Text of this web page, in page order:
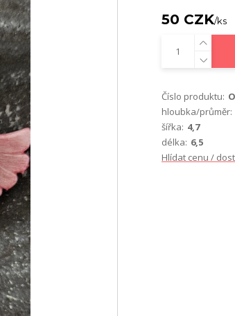
50 CZK/ks
Číslo produktu:
hloubka/průměr:
šířka: 4,7
délka: 6,5
Hlídat cenu /